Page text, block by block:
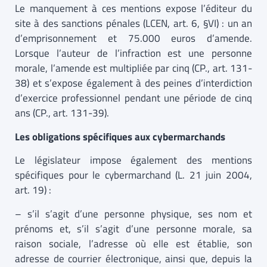
Le manquement à ces mentions expose l’éditeur du
site à des sanctions pénales (LCEN, art. 6, §VI) : un an
d’emprisonnement et 75.000 euros d’amende.
Lorsque l’auteur de l’infraction est une personne
morale, l’amende est multipliée par cinq (CP., art. 131-
38) et s’expose également à des peines d’interdiction
d’exercice professionnel pendant une période de cinq
ans (CP., art. 131-39).
Les obligations spécifiques aux cybermarchands
Le législateur impose également des mentions
spécifiques pour le cybermarchand (L. 21 juin 2004,
art. 19) :
– s’il s’agit d’une personne physique, ses nom et
prénoms et, s’il s’agit d’une personne morale, sa
raison sociale, l’adresse où elle est établie, son
adresse de courrier électronique, ainsi que, depuis la